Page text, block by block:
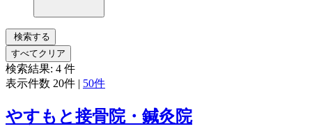
検索する
すべてクリア
検索結果: 4 件
表示件数 20件 | 50件
やすもと接骨院・鍼灸院